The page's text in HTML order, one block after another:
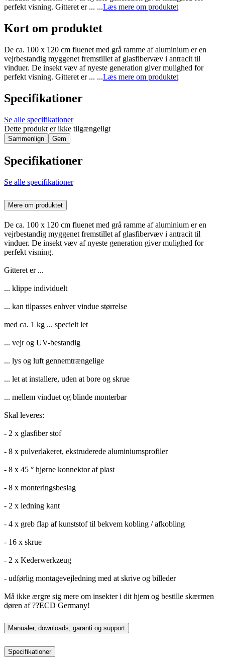
perfekt visning. Gitteret er ... ...Læs mere om produktet
Kort om produktet
De ca. 100 x 120 cm fluenet med grå ramme af aluminium er en
vejrbestandig myggenet fremstillet af glasfibervæv i antracit til
vinduer. De insekt væv af nyeste generation giver mulighed for
perfekt visning. Gitteret er ... ...Læs mere om produktet
Specifikationer
Se alle specifikationer
Dette produkt er ikke tilgængeligt
Sammenlign Gem
Specifikationer
Se alle specifikationer
Mere om produktet
De ca. 100 x 120 cm fluenet med grå ramme af aluminium er en
vejrbestandig myggenet fremstillet af glasfibervæv i antracit til
vinduer. De insekt væv af nyeste generation giver mulighed for
perfekt visning.
Gitteret er ...
... klippe individuelt
... kan tilpasses enhver vindue størrelse
med ca. 1 kg ... specielt let
... vejr og UV-bestandig
... lys og luft gennemtrængelige
... let at installere, uden at bore og skrue
... mellem vinduet og blinde monterbar
Skal leveres:
- 2 x glasfiber stof
- 8 x pulverlakeret, ekstruderede aluminiumsprofiler
- 8 x 45 ° hjørne konnektor af plast
- 8 x monteringsbeslag
- 2 x ledning kant
- 4 x greb flap af kunststof til bekvem kobling / afkobling
- 16 x skrue
- 2 x Kederwerkzeug
- udførlig montagevejledning med at skrive og billeder
Må ikke ærgre sig mere om insekter i dit hjem og bestille skærmen
døren af ??ECD Germany!
Manualer, downloads, garanti og support
Specifikationer